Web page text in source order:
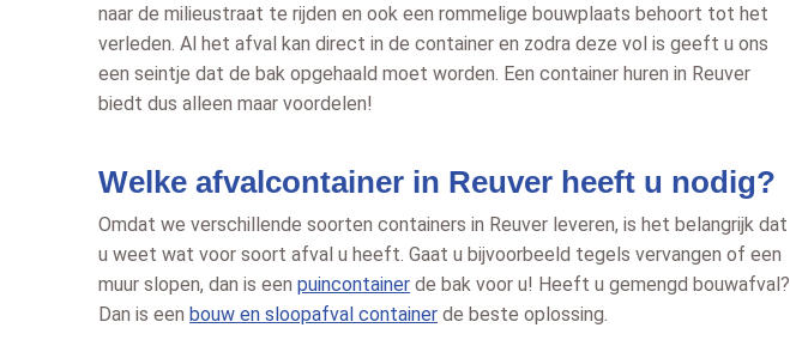
naar de milieustraat te rijden en ook een rommelige bouwplaats behoort tot het
verleden. Al het afval kan direct in de container en zodra deze vol is geeft u ons
een seintje dat de bak opgehaald moet worden. Een container huren in Reuver
biedt dus alleen maar voordelen!
Welke afvalcontainer in Reuver heeft u nodig?
Omdat we verschillende soorten containers in Reuver leveren, is het belangrijk dat
u weet wat voor soort afval u heeft. Gaat u bijvoorbeeld tegels vervangen of een
muur slopen, dan is een puincontainer de bak voor u! Heeft u gemengd bouwafval?
Dan is een bouw en sloopafval container de beste oplossing.